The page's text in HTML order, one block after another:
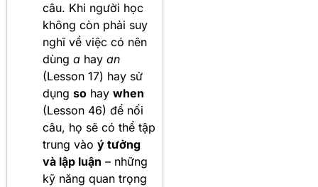
câu. Khi người học
không còn phải suy
nghĩ về việc có nên
dùng a hay an
(Lesson 17) hay sử
dụng so hay when
(Lesson 46) để nối
câu, họ sẽ có thể tập
trung vào ý tưởng
và lập luận – những
kỹ năng quan trọng